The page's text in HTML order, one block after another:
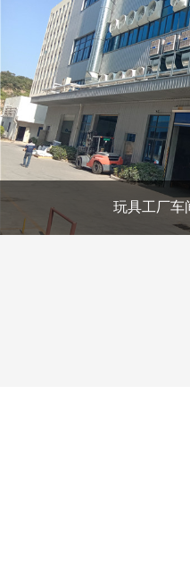
玩具工厂车